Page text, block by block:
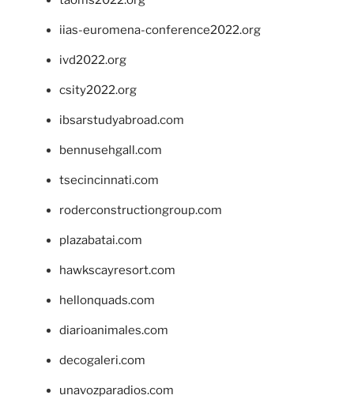
iias-euromena-conference2022.org
ivd2022.org
csity2022.org
ibsarstudyabroad.com
bennusehgall.com
tsecincinnati.com
roderconstructiongroup.com
plazabatai.com
hawkscayresort.com
hellonquads.com
diarioanimales.com
decogaleri.com
unavozparadios.com